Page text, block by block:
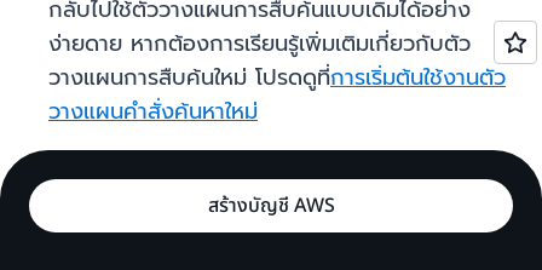
กลับไปใช้ตัววางแผนการสืบค้นแบบเดิมได้อย่าง
ง่ายดาย หากต้องการเรียนรู้เพิ่มเติมเกี่ยวกับตัว
วางแผนการสืบค้นใหม่ โปรดดูที่การเริ่มต้นใช้งานตัว
วางแผนคำสั่งค้นหาใหม่
สร้างบัญชี AWS